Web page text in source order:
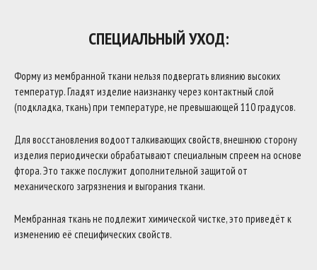
СПЕЦИАЛЬНЫЙ УХОД:
Форму из мембранной ткани нельзя подвергать влиянию высоких
температур. Гладят изделие наизнанку через контактный слой
(подкладка, ткань) при температуре, не превышающей 110 градусов.
Для восстановления водоотталкивающих свойств, внешнюю сторону
изделия периодически обрабатывают специальным спреем на основе
фтора. Это также послужит дополнительной защитой от
механического загрязнения и выгорания ткани.
Мембранная ткань не подлежит химической чистке, это приведёт к
изменению её специфических свойств.